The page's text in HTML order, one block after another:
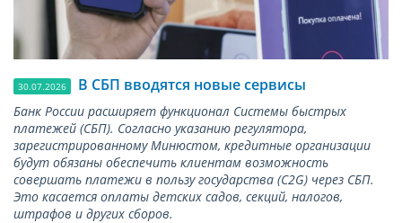
30.07.2026 В СБП вводятся новые сервисы
Банк России расширяет функционал Системы быстрых
платежей (СБП). Согласно указанию регулятора,
зарегистрированному Минюстом, кредитные организации
будут обязаны обеспечить клиентам возможность
совершать платежи в пользу государства (С2G) через СБП.
Это касается оплаты детских садов, секций, налогов,
штрафов и других сборов.